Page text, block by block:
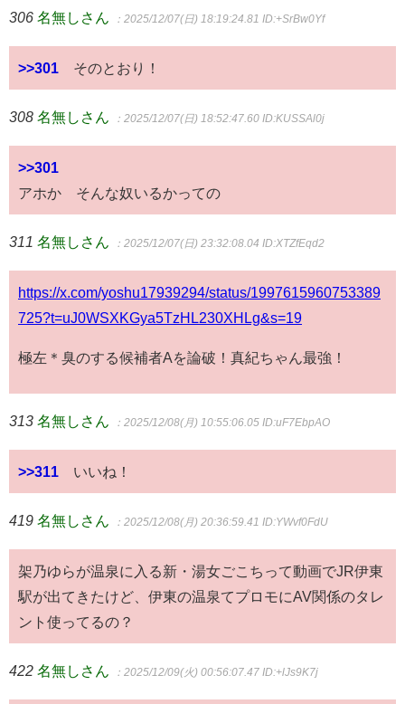
306 名無しさん ：2025/12/07(日) 18:19:24.81 ID:+SrBw0Yf
>>301 そのとおり！
308 名無しさん ：2025/12/07(日) 18:52:47.60 ID:KUSSAl0j
>>301
アホか そんな奴いるかっての
311 名無しさん ：2025/12/07(日) 23:32:08.04 ID:XTZfEqd2
https://x.com/yoshu17939294/status/1997615960753389
725?t=uJ0WSXKGya5TzHL230XHLg&s=19
極左＊臭のする候補者Aを論破！真紀ちゃん最強！
313 名無しさん ：2025/12/08(月) 10:55:06.05 ID:uF7EbpAO
>>311 いいね！
419 名無しさん ：2025/12/08(月) 20:36:59.41 ID:YWvf0FdU
架乃ゆらが温泉に入る新・湯女ごこちって動画でJR伊東
駅が出てきたけど、伊東の温泉てプロモにAV関係のタレ
ント使ってるの？
422 名無しさん ：2025/12/09(火) 00:56:07.47 ID:+lJs9K7j